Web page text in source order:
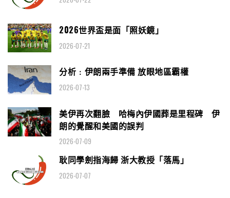
2026世界盃是面「照妖鏡」
2026-07-21
分析﹕伊朗兩手準備 放眼地區霸權
2026-07-13
美伊再次翻臉 哈梅內伊國葬是里程碑 伊
朗的覺醒和美國的誤判
2026-07-09
耿同學劍指海歸 浙大教授「落馬」
2026-07-07